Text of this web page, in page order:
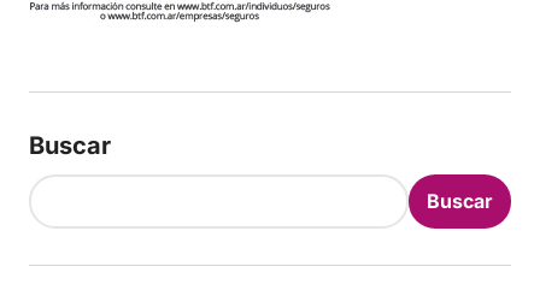
Buscar
Buscar